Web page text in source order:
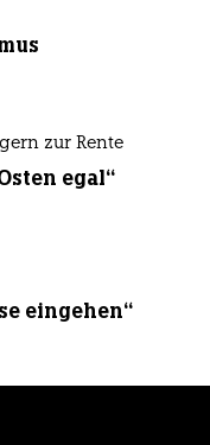
zur Rente
egal“
eingehen“